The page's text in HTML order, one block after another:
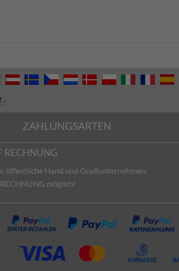
ZAHLUNGSARTEN
RECHNUNG
öffentliche Hand und Großunternehmen:
möglich!